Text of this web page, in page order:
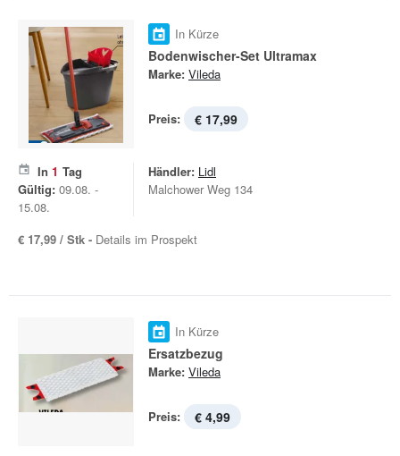
In Kürze
Bodenwischer-Set Ultramax
Marke: Vileda
Preis: € 17,99
In 1 Tag
Gültig: 09.08. -
15.08.
Händler: Lidl
Malchower Weg 134
€ 17,99 / Stk - Details im Prospekt
In Kürze
Ersatzbezug
Marke: Vileda
Preis: € 4,99